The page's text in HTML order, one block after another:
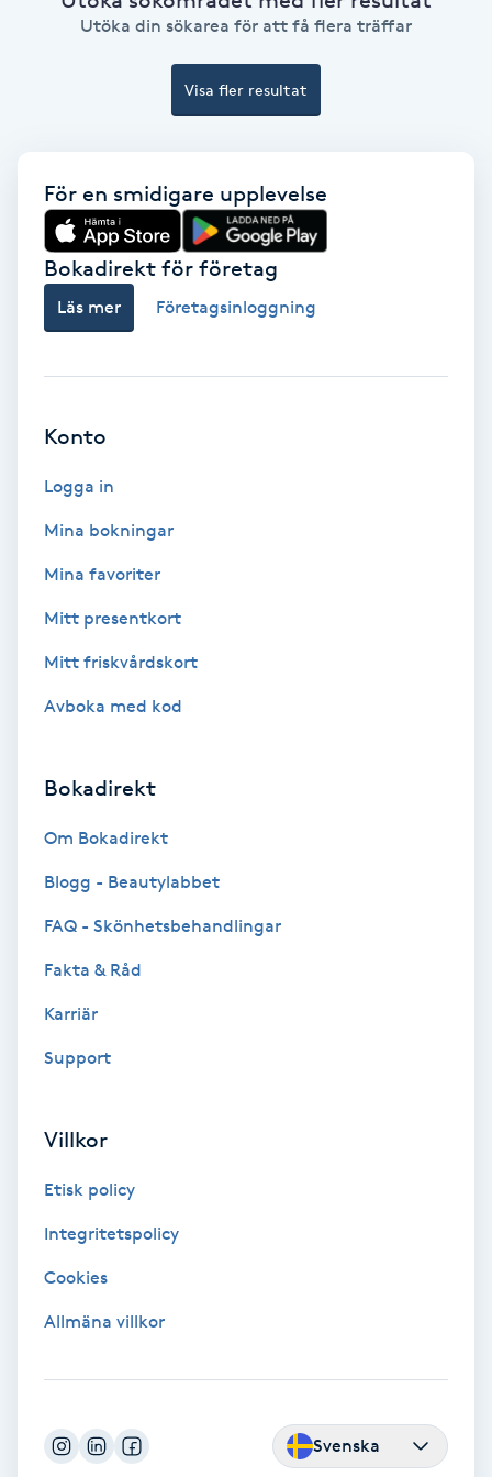
Ansiktsbehandling djuprengörande
Bambumassage
Barber
Blowout
Bottenfärg
Brynfärgning
Bröllopsuppsättning
Celluliter
Coachning
Cryoterapi
Damklippning
Diamantslipning
Utöka din sökarea för att få flera träffar
Visa fler resultat
För en smidigare upplevelse
Bokadirekt för företag
Läs mer Företagsinloggning
Konto
Logga in
Mina bokningar
Mina favoriter
Mitt presentkort
Mitt friskvårdskort
Avboka med kod
Bokadirekt
Om Bokadirekt
Blogg - Beautylabbet
FAQ - Skönhetsbehandlingar
Fakta & Råd
Karriär
Support
Villkor
Etisk policy
Integritetspolicy
Cookies
Allmäna villkor
Svenska